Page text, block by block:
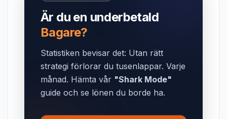
Är du en underbetald
Bagare?
Statistiken bevisar det: Utan rätt
strategi förlorar du tusenlappar. Varje
månad. Hämta vår "Shark Mode"
guide och se lönen du borde ha.